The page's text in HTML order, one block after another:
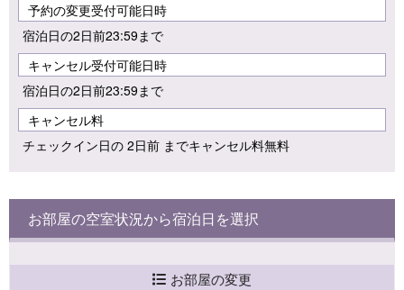
予約の変更受付可能日時
宿泊日の2日前23:59まで
キャンセル受付可能日時
宿泊日の2日前23:59まで
キャンセル料
チェックイン日の 2日前 までキャンセル料無料
お部屋の空室状況から宿泊日を選択
お部屋の変更